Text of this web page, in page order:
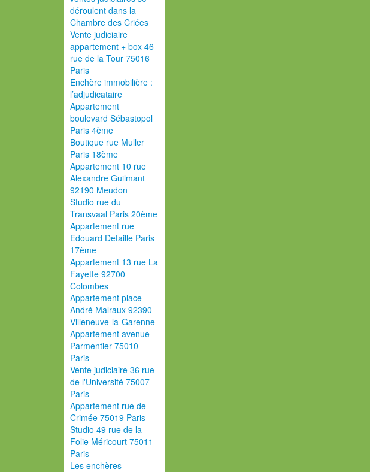
déroulent dans la
Chambre des Criées
Vente judiciaire
appartement + box 46
rue de la Tour 75016
Paris
Enchère immobilière :
l’adjudicataire
Appartement
boulevard Sébastopol
Paris 4ème
Boutique rue Muller
Paris 18ème
Appartement 10 rue
Alexandre Guilmant
92190 Meudon
Studio rue du
Transvaal Paris 20ème
Appartement rue
Edouard Detaille Paris
17ème
Appartement 13 rue La
Fayette 92700
Colombes
Appartement place
André Malraux 92390
Villeneuve-la-Garenne
Appartement avenue
Parmentier 75010
Paris
Vente judiciaire 36 rue
de l'Université 75007
Paris
Appartement rue de
Crimée 75019 Paris
Studio 49 rue de la
Folie Méricourt 75011
Paris
Les enchères